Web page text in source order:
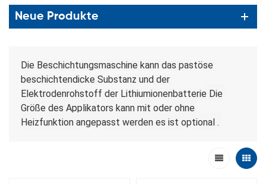
Neue Produkte
Die Beschichtungsmaschine kann das pastöse
beschichtendicke Substanz und der
Elektrodenrohstoff der Lithiumionenbatterie Die
Größe des Applikators kann mit oder ohne
Heizfunktion angepasst werden es ist optional .